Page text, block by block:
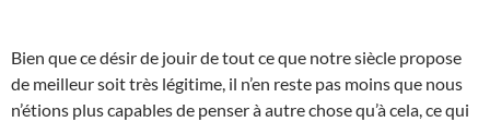
Bien que ce désir de jouir de tout ce que notre siècle propose
de meilleur soit très légitime, il n’en reste pas moins que nous
n’étions plus capables de penser à autre chose qu’à cela, ce qui